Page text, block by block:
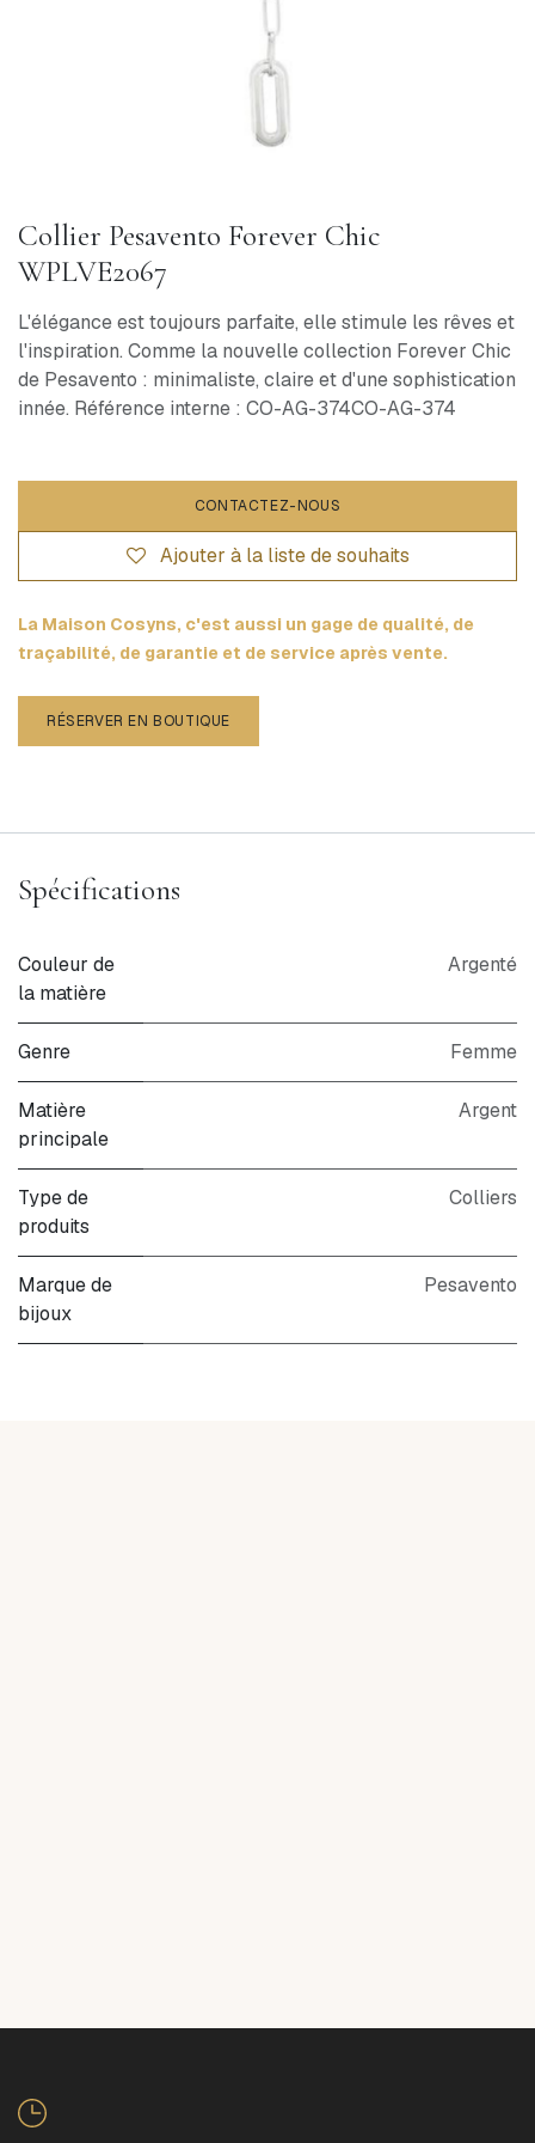
Collier Pesavento Forever Chic
WPLVE2067
L'élégance est toujours parfaite, elle stimule les rêves et
l'inspiration. Comme la nouvelle collection Forever Chic
de Pesavento : minimaliste, claire et d'une sophistication
innée. Référence interne : CO-AG-374CO-AG-374
CONTACTEZ-NOUS
Ajouter à la liste de souhaits
La Maison Cosyns, c'est aussi un gage de qualité, de
traçabilité, de garantie et de service après vente.
RÉSERVER EN BOUTIQUE
Spécifications
Couleur de
la matière
Argenté
Genre Femme
Matière
principale
Argent
Type de
produits
Colliers
Marque de
bijoux
Pesavento